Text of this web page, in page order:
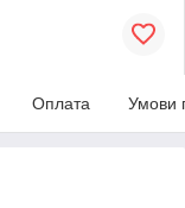
Оплата Умови